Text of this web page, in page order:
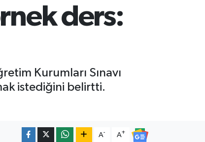
ders:
Kurumları Sınavı
istediğini belirtti.
A- A+